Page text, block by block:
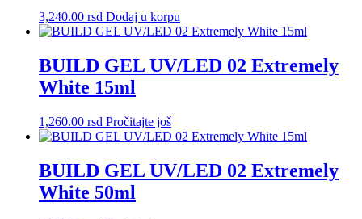
3,240.00 rsd Dodaj u korpu
BUILD GEL UV/LED 02 Extremely
White 15ml
1,260.00 rsd Pročitajte još
BUILD GEL UV/LED 02 Extremely
White 50ml